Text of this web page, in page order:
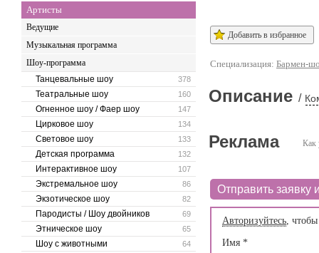
Артисты
Ведущие
Музыкальная программа
Шоу-программа
378
Танцевальные шоу
160
Театральные шоу
147
Огненное шоу / Фаер шоу
134
Цирковое шоу
133
Световое шоу
132
Детская программа
107
Интерактивное шоу
86
Экстремальное шоу
82
Экзотическое шоу
69
Пародисты / Шоу двойников
65
Этническое шоу
64
Шоу с животными
Добавить в избранное
Специализация: Бармен-
Описание /
Как
Реклама
Отправить заявку
Авторизуйтесь,
Имя *